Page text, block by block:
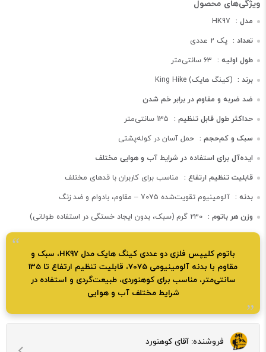
مدل : HK97
تعداد : پک 2 عددی
طول اولیه : 63 سانتی‌متر
برند : King Hike (کینگ هایک)
ضد ضربه و مقاوم در برابر خم شدن
حداکثر طول قابل تنظیم : 135 سانتی‌متر
سبک و کم‌حجم : حمل آسان در کوله‌پشتی
ایده‌آل برای استفاده در شرایط آب و هوایی مختلف
قابلیت تنظیم ارتفاع : مناسب برای کاربران با قدهای مختلف
بدنه : آلومینیوم تقویت‌شده 7075 – مقاوم، بادوام و ضد زنگ
وزن هر باتوم : 230 گرم (سبک، بدون ایجاد خستگی در استفاده طولانی)
باتوم کلیپس فلزی دو عددی کینگ هایک مدل HK97، سبک و
مقاوم با بدنه آلومینیومی 7075، قابلیت تنظیم ارتفاع تا 135
سانتی‌متر، مناسب برای کوهنوردی، طبیعت‌گردی و استفاده در
شرایط مختلف آب و هوایی
فروشنده: آقای کوهنورد